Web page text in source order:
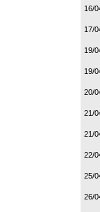
16/
17/
19/
19/
20/
21/
21/
22/
25/
26/